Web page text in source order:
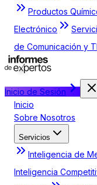
Productos
Electrónico
de Comunicación y TI
Inicio de Sesión
Inicio
Sobre Nosotros
Servicios
Inteligencia de
Inteligencia